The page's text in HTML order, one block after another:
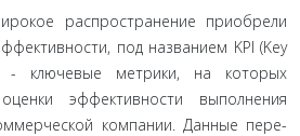
распространение приоб­рели
под названием KPI (Key
- ключевые метрики, на кото­рых
эффективности выполнения
компании. Данные пере­